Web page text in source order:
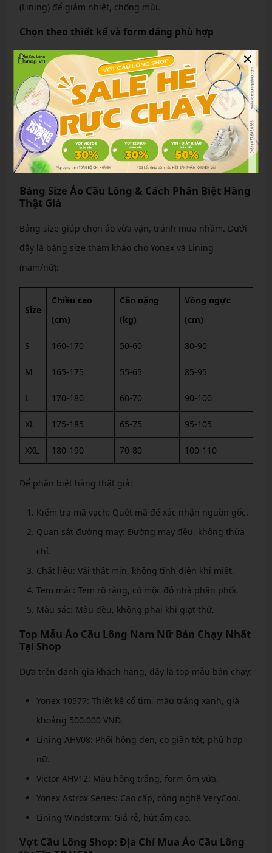
(Lining) để giảm nhiệt, chống mùi.
Chọn theo thiết kế và form dáng phù hợp
Chọn slim-fit cho tôn dáng hoặc loose-fit cho thoải mái,
tùy theo giới tính và vóc dáng.
Chọn theo mức giá và phân khúc sản phẩm
Phân khúc giá từ 300.000 VNĐ (phổ thông) đến trên 1
triệu VNĐ (cao cấp), cân nhắc ngân sách và tần suất sử
dụng.
Bảng Size Áo Cầu Lông & Cách Phân Biệt Hàng
Thật Giả
Bảng size giúp chọn áo vừa vặn, tránh mua nhầm. Dưới
đây là bảng size tham khảo cho Yonex và Lining
(nam/nữ):
Size
Chiều cao
(cm)
Cân nặng
(kg)
Vòng ngực
(cm)
S 160-170 50-60 80-90
M 165-175 55-65 85-95
L 170-180 60-70 90-100
XL 175-185 65-75 95-105
XXL 180-190 70-80 100-110
Để phân biệt hàng thật giả:
Kiểm tra mã vạch: Quét mã để xác nhận nguồn gốc.
Quan sát đường may: Đường may đều, không thừa
chỉ.
Chất liệu: Vải thật mịn, không tĩnh điện khi miết.
Tem mác: Tem rõ ràng, có mộc đỏ nhà phân phối.
Màu sắc: Màu đều, không phai khi giặt thử.
Top Mẫu Áo Cầu Lông Nam Nữ Bán Chạy Nhất
Tại Shop
Dựa trên đánh giá khách hàng, đây là top mẫu bán chạy:
Yonex 10577: Thiết kế cổ tim, màu trắng xanh, giá
khoảng 500.000 VNĐ.
Lining AHV08: Phối hồng đen, co giãn tốt, phù hợp
nữ.
Victor AHV12: Màu hồng trắng, form ôm vừa.
Yonex Astrox Series: Cao cấp, công nghệ VeryCool.
Lining Windstorm: Giá rẻ, hút ẩm cao.
Vợt Cầu Lông Shop: Địa Chỉ Mua Áo Cầu Lông
×